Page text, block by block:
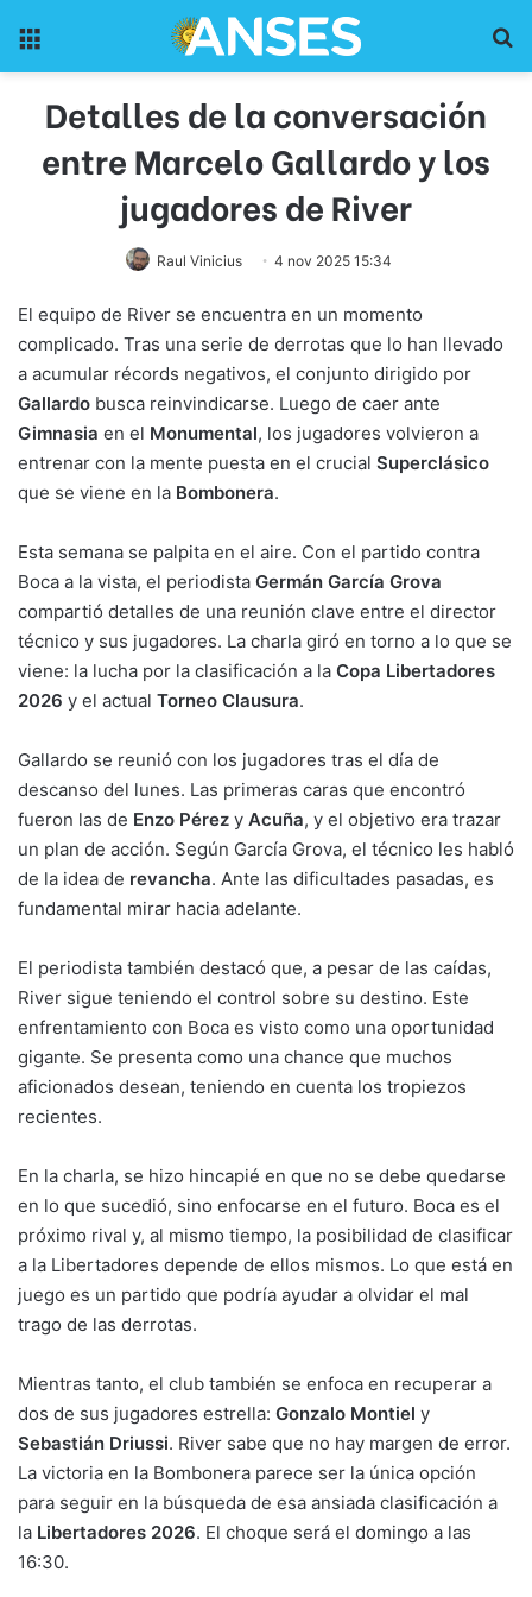
Detalles de la conversación
entre Marcelo Gallardo y los
jugadores de River
Raul Vinicius 4 nov 2025 15:34
El equipo de River se encuentra en un momento
complicado. Tras una serie de derrotas que lo han llevado
a acumular récords negativos, el conjunto dirigido por
Gallardo busca reinvindicarse. Luego de caer ante
Gimnasia en el Monumental, los jugadores volvieron a
entrenar con la mente puesta en el crucial Superclásico
que se viene en la Bombonera.
Esta semana se palpita en el aire. Con el partido contra
Boca a la vista, el periodista Germán García Grova
compartió detalles de una reunión clave entre el director
técnico y sus jugadores. La charla giró en torno a lo que se
viene: la lucha por la clasificación a la Copa Libertadores
2026 y el actual Torneo Clausura.
Gallardo se reunió con los jugadores tras el día de
descanso del lunes. Las primeras caras que encontró
fueron las de Enzo Pérez y Acuña, y el objetivo era trazar
un plan de acción. Según García Grova, el técnico les habló
de la idea de revancha. Ante las dificultades pasadas, es
fundamental mirar hacia adelante.
El periodista también destacó que, a pesar de las caídas,
River sigue teniendo el control sobre su destino. Este
enfrentamiento con Boca es visto como una oportunidad
gigante. Se presenta como una chance que muchos
aficionados desean, teniendo en cuenta los tropiezos
recientes.
En la charla, se hizo hincapié en que no se debe quedarse
en lo que sucedió, sino enfocarse en el futuro. Boca es el
próximo rival y, al mismo tiempo, la posibilidad de clasificar
a la Libertadores depende de ellos mismos. Lo que está en
juego es un partido que podría ayudar a olvidar el mal
trago de las derrotas.
Mientras tanto, el club también se enfoca en recuperar a
dos de sus jugadores estrella: Gonzalo Montiel y
Sebastián Driussi. River sabe que no hay margen de error.
La victoria en la Bombonera parece ser la única opción
para seguir en la búsqueda de esa ansiada clasificación a
la Libertadores 2026. El choque será el domingo a las
16:30.